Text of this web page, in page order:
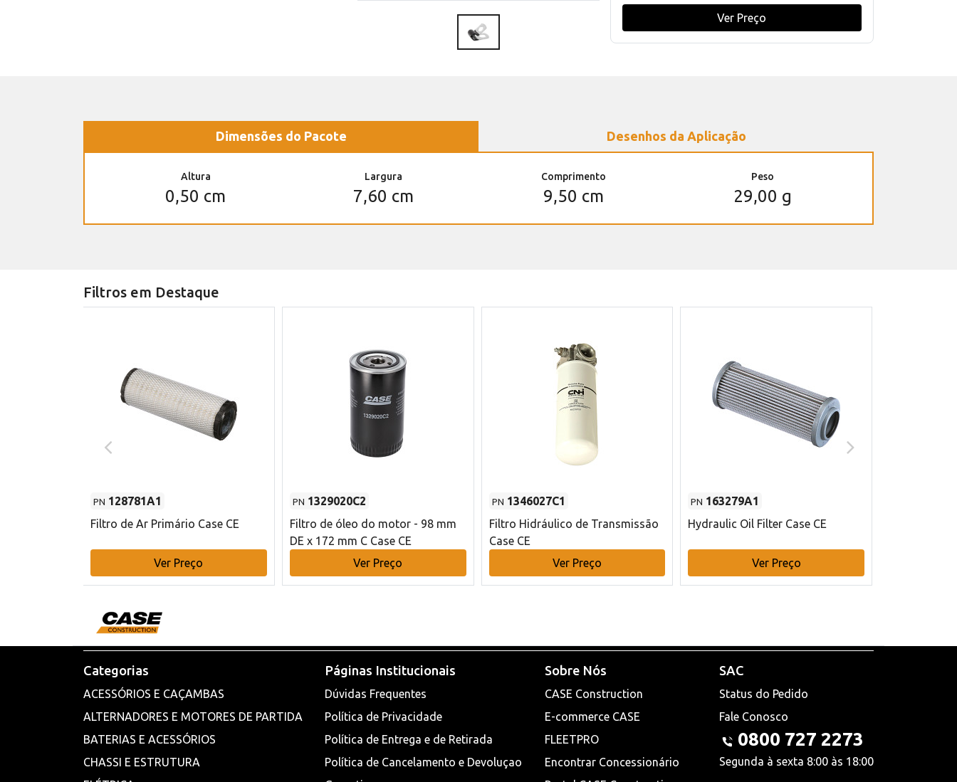
Ver Preço
Dimensões do Pacote Desenhos da Aplicação
Altura
0,50 cm
Largura
7,60 cm
Comprimento
9,50 cm
Peso
29,00 g
Filtros em Destaque
PN 128781A1
Filtro de Ar Primário Case CE
Ver Preço
PN 1329020C2
Filtro de óleo do motor - 98 mm
DE x 172 mm C Case CE
Ver Preço
PN 1346027C1
Filtro Hidráulico de Transmissão
Case CE
Ver Preço
PN 163279A1
Hydraulic Oil Filter Case CE
Ver Preço
Categorias
ACESSÓRIOS E CAÇAMBAS
ALTERNADORES E MOTORES DE PARTIDA
BATERIAS E ACESSÓRIOS
CHASSI E ESTRUTURA
Páginas Institucionais
Dúvidas Frequentes
Política de Privacidade
Política de Entrega e de Retirada
Política de Cancelamento e Devoluçao
Sobre Nós
CASE Construction
E-commerce CASE
FLEETPRO
Encontrar Concessionário
SAC
Status do Pedido
Fale Conosco
0800 727 2273
Segunda à sexta 8:00 às 18:00